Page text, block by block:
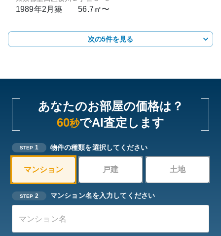
1989年2月築 56.7㎡〜
次の5件を見る
あなたのお部屋の価格は？
60秒でAI査定します
STEP 1 物件の種類を選択してください
マンション 戸建 土地
STEP 2 マンション名を入力してください